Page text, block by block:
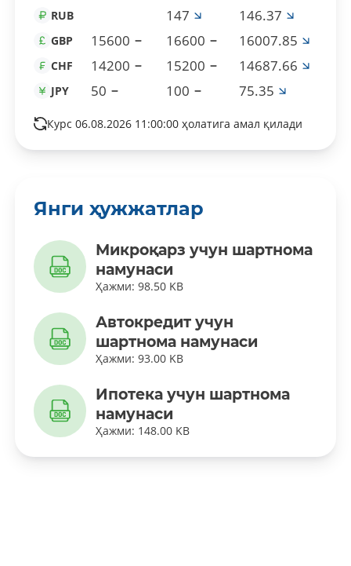
RUB 147 146.37
GBP 15600 16600 16007.85
CHF 14200 15200 14687.66
JPY 50 100 75.35
Курс 06.08.2026 11:00:00 ҳолатига амал қилади
Янги ҳужжатлар
Микроқарз учун шартнома
намунаси
Ҳажми: 98.50 KB
Автокредит учун
шартнома намунаси
Ҳажми: 93.00 KB
Ипотека учун шартнома
намунаси
Ҳажми: 148.00 KB